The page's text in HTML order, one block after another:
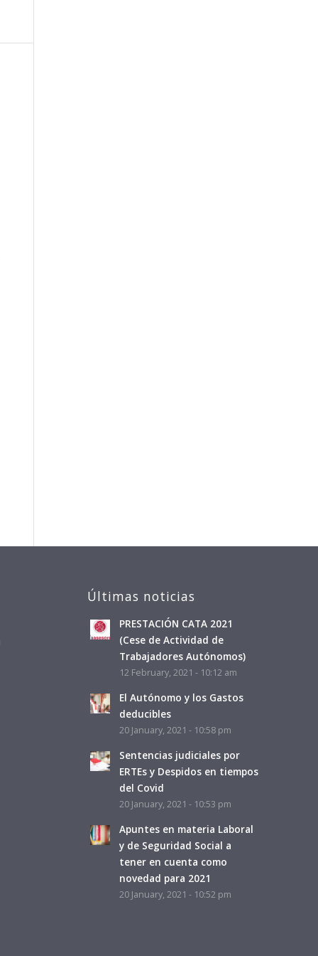
Últimas noticias
PRESTACIÓN CATA 2021
(Cese de Actividad de
Trabajadores Autónomos)
12 February, 2021 - 10:12 am
El Autónomo y los Gastos
deducibles
20 January, 2021 - 10:58 pm
Sentencias judiciales por
ERTEs y Despidos en tiempos
del Covid
20 January, 2021 - 10:53 pm
Apuntes en materia Laboral
y de Seguridad Social a
tener en cuenta como
novedad para 2021
20 January, 2021 - 10:52 pm